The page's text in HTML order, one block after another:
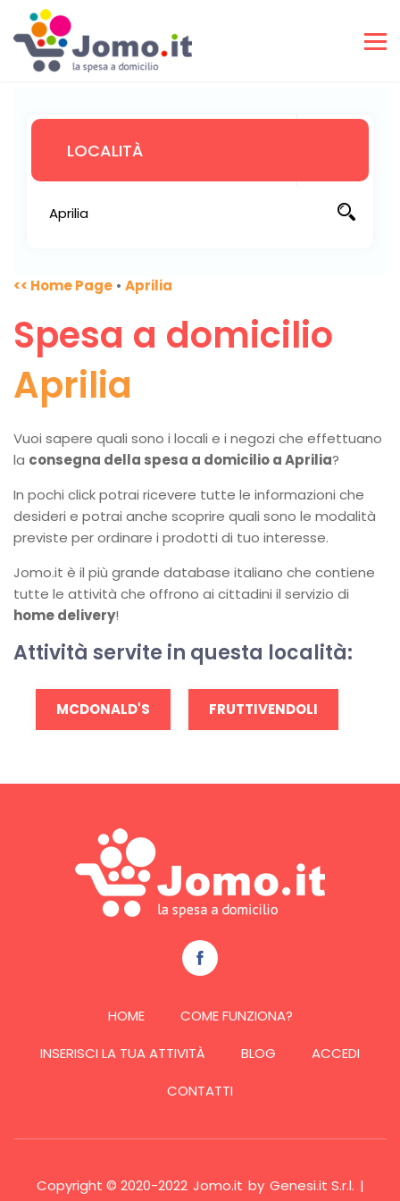
<< Home Page • Aprilia
Spesa a domicilio
Aprilia
Vuoi sapere quali sono i locali e i negozi che effettuano
la consegna della spesa a domicilio a Aprilia?
In pochi click potrai ricevere tutte le informazioni che
desideri e potrai anche scoprire quali sono le modalità
previste per ordinare i prodotti di tuo interesse.
Jomo.it è il più grande database italiano che contiene
tutte le attività che offrono ai cittadini il servizio di
home delivery!
Attività servite in questa località:
MCDONALD'S FRUTTIVENDOLI
HOME
COME FUNZIONA?
INSERISCI LA TUA ATTIVITÀ
BLOG
ACCEDI
CONTATTI
Copyright © 2020-2022 Jomo.it by Genesi.it S.r.l. |